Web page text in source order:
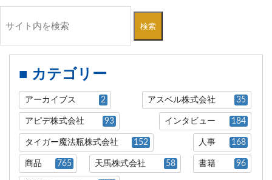
検索
■ カテゴリー
アーカイブス 2 アスベル株式会社 35
アピデ株式会社 93 インタビュー 184
タイガー魔法瓶株式会社 152 人事 168
商品 765 天馬株式会社 58 書籍 96